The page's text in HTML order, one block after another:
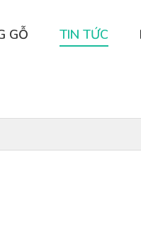
GỖ TIN TỨC